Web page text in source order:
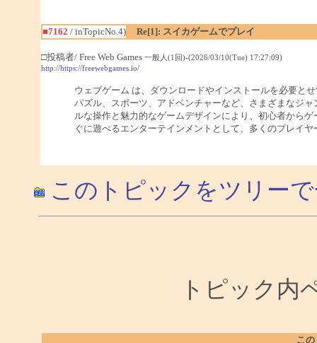
■7162 / inTopicNo.4) Re[1]: スイカゲームでプレイ
□投稿者/ Free Web Games 一般人(1回)-(2026/03/10(Tue) 17:27:09)
http://https://freewebgames.io/
ウェブゲーム は、ダウンロードやインストールを必要と
パズル、スポーツ、アドベンチャーなど、さまざまなジ
ルな操作と魅力的なゲームデザインにより、初心者から
ぐに遊べるエンターテインメントとして、多くのプレイ
このトピックをツリー
トピック内
こ